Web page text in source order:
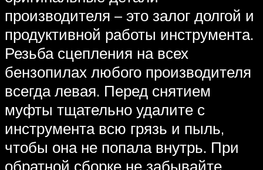
производителя – это залог долгой и
продуктивной работы инструмента.
Резьба сцепления на всех
бензопилах любого производителя
всегда левая. Перед снятием
муфты тщательно удалите с
инструмента всю грязь и пыль,
чтобы она не попала внутрь. При
обратной сборке не забывайте